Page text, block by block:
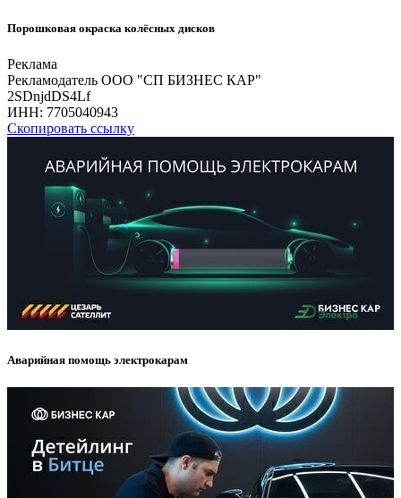
Порошковая окраска колёсных дисков
Реклама
Рекламодатель ООО "СП БИЗНЕС КАР"
2SDnjdDS4Lf
ИНН: 7705040943
Скопировать ссылку
Аварийная помощь электрокарам